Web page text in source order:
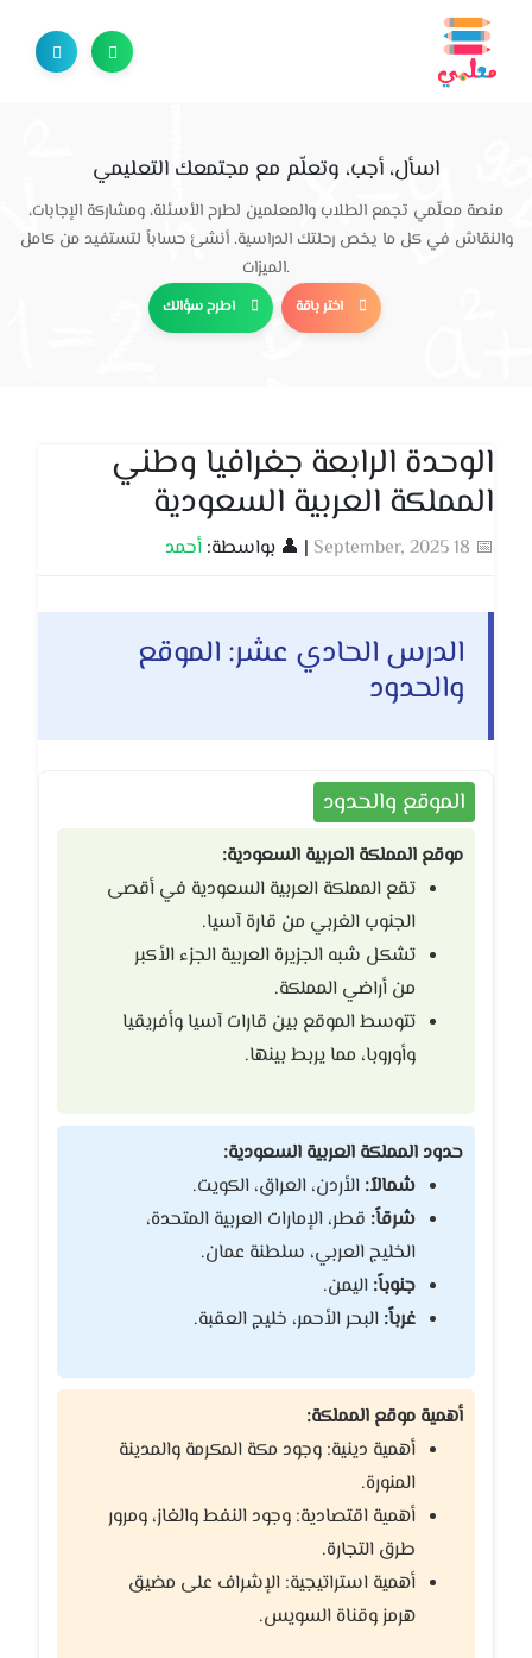
اسأل، أجب، وتعلّم مع مجتمعك التعليمي
منصة معلّمي تجمع الطلاب والمعلمين لطرح الأسئلة، ومشاركة الإجابات،
والنقاش في كل ما يخص رحلتك الدراسية. أنشئ حساباً لتستفيد من كامل
الميزات.
اطرح سؤالك اختر باقة
الوحدة الرابعة جغرافيا وطني
المملكة العربية السعودية
📅 18 September, 2025 | 👤 بواسطة: أحمد
الدرس الحادي عشر: الموقع
والحدود
الموقع والحدود
موقع المملكة العربية السعودية:
تقع المملكة العربية السعودية في أقصى
الجنوب الغربي من قارة آسيا.
تشكل شبه الجزيرة العربية الجزء الأكبر
من أراضي المملكة.
تتوسط الموقع بين قارات آسيا وأفريقيا
وأوروبا، مما يربط بينها.
حدود المملكة العربية السعودية:
شمالاً: الأردن، العراق، الكويت.
شرقاً: قطر، الإمارات العربية المتحدة،
الخليج العربي، سلطنة عمان.
جنوباً: اليمن.
غرباً: البحر الأحمر، خليج العقبة.
أهمية موقع المملكة:
أهمية دينية: وجود مكة المكرمة والمدينة
المنورة.
أهمية اقتصادية: وجود النفط والغاز، ومرور
طرق التجارة.
أهمية استراتيجية: الإشراف على مضيق
هرمز وقناة السويس.